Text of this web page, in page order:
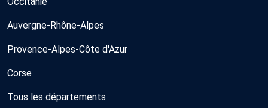
Auvergne-Rhône-Alpes
Provence-Alpes-Côte d'Azur
Corse
Tous les départements